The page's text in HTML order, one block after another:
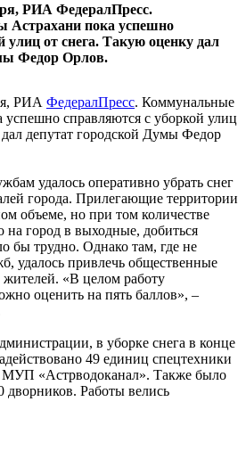
РИА ФедералПресс.
пока успешно
улиц от снега. Такую оценку дал
Федор Орлов.
РИА ФедералПресс. Коммунальные
справляются с уборкой улиц
депутат городской Думы Федор
удалось оперативно убрать снег
города. Прилегающие территории
объеме, но при том количестве
на город в выходные, добиться
бы трудно. Однако там, где не
удалось привлечь общественные
«В целом работу
оценить на пять баллов», –
в уборке снега в конце
49 единиц спецтехники
«Астрводоканал». Также было
дворников. Работы велись